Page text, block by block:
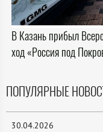
В Казань прибыл
ход «Россия под
ПОПУЛЯРНЫЕ
30.04.2026